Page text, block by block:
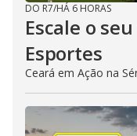
DO R7/HÁ 6 HORAS
Escale o
Esportes
Ceará em Ação na